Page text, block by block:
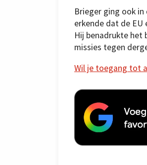
Brieger ging ook
erkende dat de
Hij benadrukte het
missies tegen
Wil je toegang tot